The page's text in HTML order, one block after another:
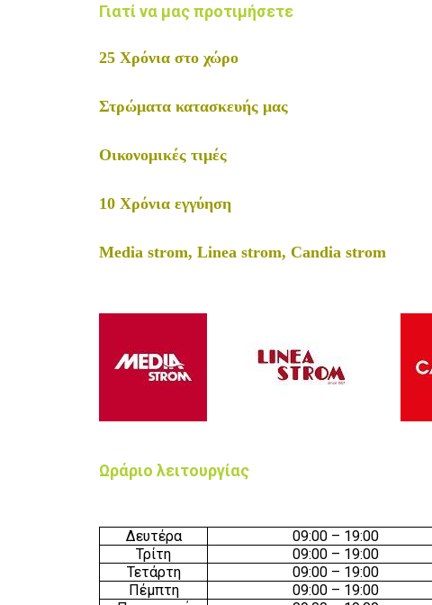
Γιατί να μας προτιμήσετε
25 Χρόνια στο χώρο
Στρώματα κατασκευής μας
Οικονομικές τιμές
10 Χρόνια εγγύηση
Media strom, Linea strom, Candia strom
Ωράριο λειτουργίας
Δευτέρα
09:00 – 19:00
Τρίτη
09:00 – 19:00
Τετάρτη
09:00 – 19:00
Πέμπτη
09:00 – 19:00